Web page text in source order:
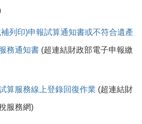
列印)申報試算通知書或不符合遺產
務通知書 (超連結財政部電子申報繳
算服務線上登錄回復作業 (超連結財
服務網)